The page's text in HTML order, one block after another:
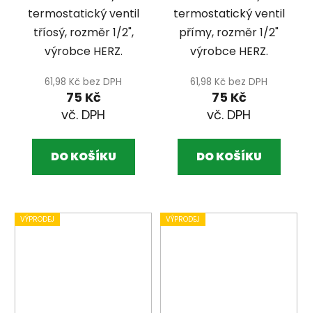
VÝROBCE HERZ
61,98 Kč bez DPH
75 Kč
DO KOŠÍKU
termostatický ventil
tříosý, rozměr 1/2",
výrobce HERZ.
VÝROBCE HERZ
61,98 Kč bez DPH
75 Kč
DO KOŠÍKU
termostatický ventil
přímy, rozměr 1/2"
výrobce HERZ.
VÝPRODEJ VÝPRODEJ